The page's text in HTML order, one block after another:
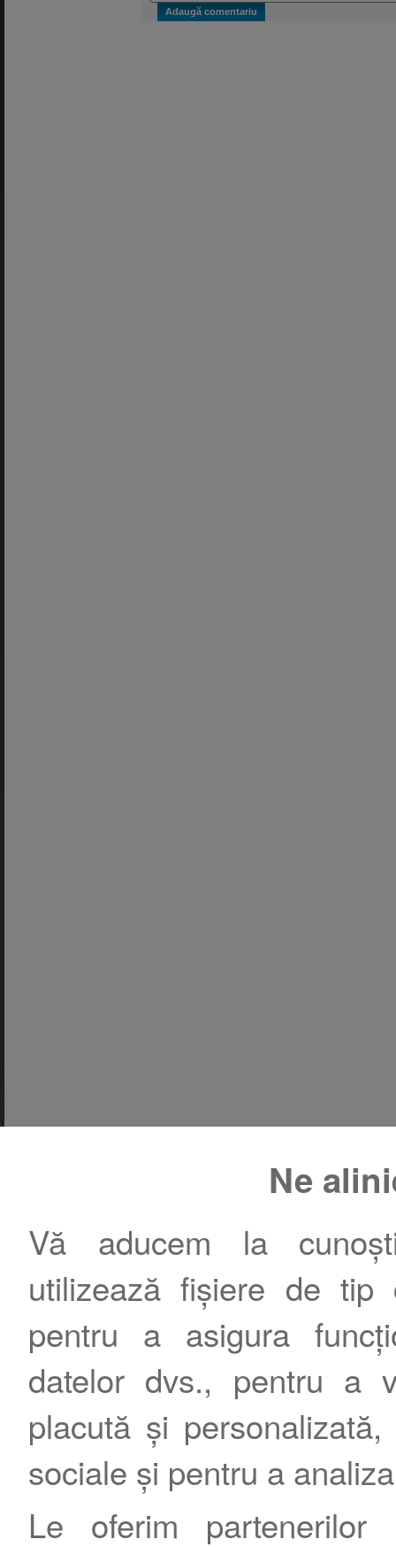
Ne
Vă aducem la
utilizează fișiere de tip
pentru a asigura
datelor dvs., pentru a
placută și
sociale și pentru a
Le oferim
Contact|Termeni şi condiţii Publicitate